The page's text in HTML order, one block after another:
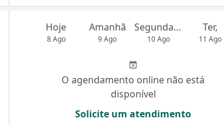
Hoje
8 Ago
Amanhã
9 Ago
Segunda-feira
10 Ago
Ter,
11 Ago
O agendamento online não está
disponível
Solicite um atendimento